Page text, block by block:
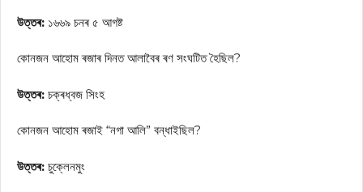
উত্তৰ: ১৬৬৯ চনৰ ৫ আগষ্ট
কোনজন আহোম ৰজাৰ দিনত আলাবৈৰ ৰণ সংঘটিত হৈছিল?
উত্তৰ: চক্ৰধ্বজ সিংহ
কোনজন আহোম ৰজাই “নগা আলি” বন্ধাইছিল?
উত্তৰ: চুক্লেনমুং